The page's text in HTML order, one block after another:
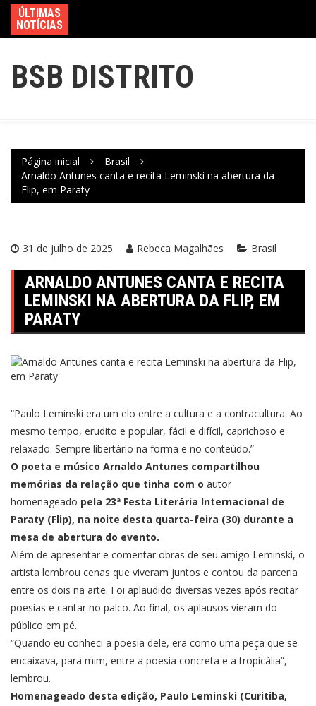
ÚLTIMAS
NOTÍCIAS
BSB DISTRITO
Página inicial
Brasil
Arnaldo Antunes canta e recita Leminski na abertura da
Flip, em Paraty
31 de julho de 2025 Rebeca Magalhães Brasil
ARNALDO ANTUNES CANTA E RECITA
LEMINSKI NA ABERTURA DA FLIP, EM
PARATY
“Paulo Leminski era um elo entre a cultura e a contracultura. Ao
mesmo tempo, erudito e popular, fácil e difícil, caprichoso e
relaxado. Sempre libertário na forma e no conteúdo.”
O poeta e músico Arnaldo Antunes compartilhou
memórias da relação que tinha com o autor
homenageado pela 23ª Festa Literária Internacional de
Paraty (Flip), na noite desta quarta-feira (30) durante a
mesa de abertura do evento.
Além de apresentar e comentar obras de seu amigo Leminski, o
artista lembrou cenas que viveram juntos e contou da parceria
entre os dois na arte. Foi aplaudido diversas vezes após recitar
poesias e cantar no palco. Ao final, os aplausos vieram do
público em pé.
“Quando eu conheci a poesia dele, era como uma peça que se
encaixava, para mim, entre a poesia concreta e a tropicália”,
lembrou.
Homenageado desta edição, Paulo Leminski (Curitiba,